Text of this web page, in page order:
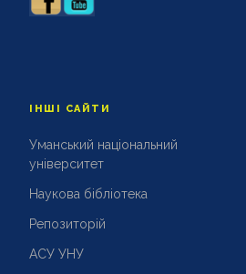
ІНШІ САЙТИ
Уманський національний
університет
Наукова бібліотека
Репозиторій
АСУ УНУ